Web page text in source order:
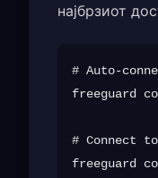
најбрзиот
# Auto-
freeguard
# Connect
freeguard